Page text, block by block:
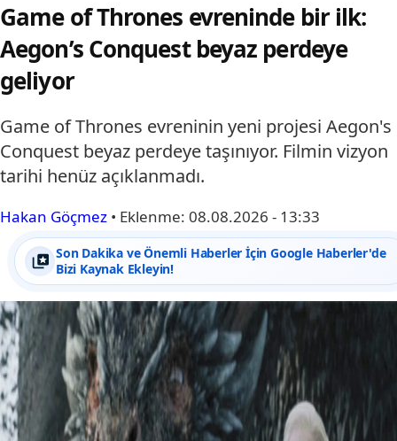
Game of Thrones evreninde bir ilk:
Aegon’s Conquest beyaz perdeye
geliyor
Game of Thrones evreninin yeni projesi Aegon's
Conquest beyaz perdeye taşınıyor. Filmin vizyon
tarihi henüz açıklanmadı.
Hakan Göçmez • Eklenme: 08.08.2026 - 13:33
Son Dakika ve Önemli Haberler İçin Google Haberler'de
Bizi Kaynak Ekleyin!